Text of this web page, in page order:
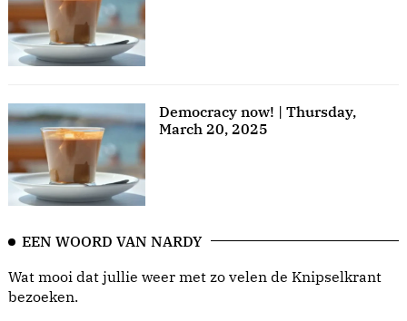
Democracy now! | Thursday,
March 20, 2025
EEN WOORD VAN NARDY
Wat mooi dat jullie weer met zo velen de Knipselkrant
bezoeken.